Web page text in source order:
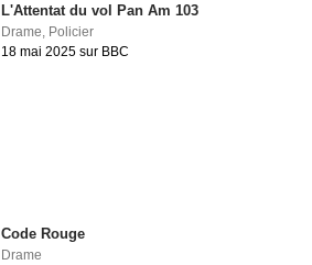
L'Attentat du vol Pan Am 103
Drame, Policier
18 mai 2025 sur BBC
Code Rouge
Drame